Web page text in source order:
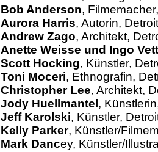
Bob Anderson,
Aurora Harris, Autorin, Detroit
Andrew Zago, Architekt,
Anette Weisse und Ingo
Scott Hocking, Künstler,
Toni Moceri, Ethnografin,
Christopher Lee, Architekt,
Jody Huellmantel ,
Jeff Karolski, Künstler,
Kelly Parker, Künstler/
Mark Dancey, Künstler/